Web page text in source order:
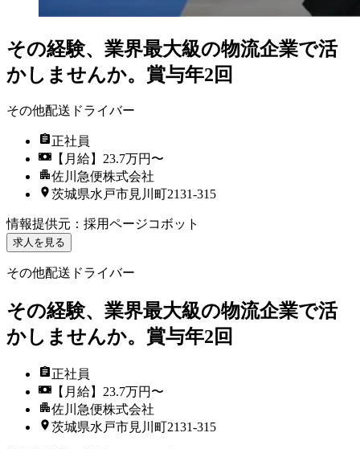
その経験、業界最大級の物流企業で活
かしませんか。賞与年2回
その他配送ドライバー
正社員
【月給】23.7万円〜
佐川急便株式会社
茨城県水戸市見川町2131-315
情報提供元 ： 採用ページコボット
求人を見る
その他配送ドライバー
その経験、業界最大級の物流企業で活
かしませんか。賞与年2回
正社員
【月給】23.7万円〜
佐川急便株式会社
茨城県水戸市見川町2131-315